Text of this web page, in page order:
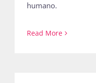
humano.
Read More